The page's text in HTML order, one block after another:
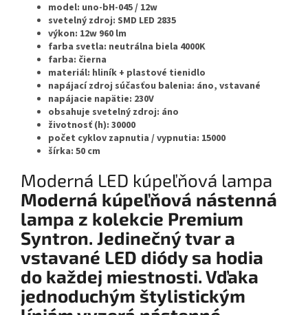
model: uno-bH-045 / 12w
svetelný zdroj: SMD LED 2835
výkon: 12w 960 lm
farba svetla: neutrálna biela 4000K
farba: čierna
materiál: hliník + plastové tienidlo
napájací zdroj súčasťou balenia: áno, vstavané
napájacie napätie: 230V
obsahuje svetelný zdroj: áno
životnosť (h): 30000
počet cyklov zapnutia / vypnutia: 15000
šírka: 50 cm
Moderná LED kúpeľňová lampa
Moderná kúpeľňová nástenná
lampa z kolekcie Premium
Syntron. Jedinečný tvar a
vstavané LED diódy sa hodia
do každej miestnosti. Vďaka
jednoduchým štylistickým